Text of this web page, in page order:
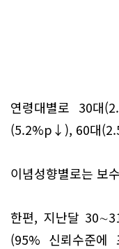
연령대별로 30대
(5.2%p↓), 60대
이념성향별로는
한편, 지난달
(95% 신뢰수준에